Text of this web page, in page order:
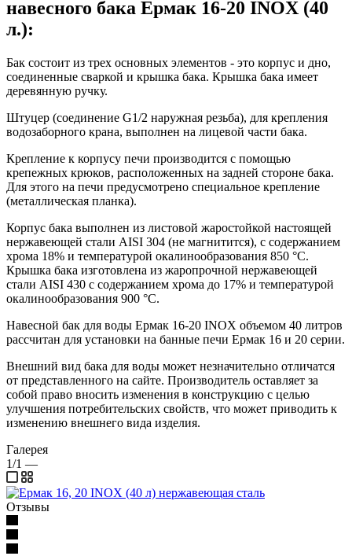
навесного бака Ермак 16-20 INOX (40
л.):
Бак состоит из трех основных элементов - это корпус и дно,
соединенные сваркой и крышка бака. Крышка бака имеет
деревянную ручку.
Штуцер (соединение G1/2 наружная резьба), для крепления
водозаборного крана, выполнен на лицевой части бака.
Крепление к корпусу печи производится с помощью
крепежных крюков, расположенных на задней стороне бака.
Для этого на печи предусмотрено специальное крепление
(металлическая планка).
Корпус бака выполнен из листовой жаростойкой настоящей
нержавеющей стали AISI 304 (не магнитится), с содержанием
хрома 18% и температурой окалинообразования 850 °C.
Крышка бака изготовлена из жаропрочной нержавеющей
стали AISI 430 с содержанием хрома до 17% и температурой
окалинообразования 900 °C.
Навесной бак для воды Ермак 16-20 INOX объемом 40 литров
рассчитан для установки на банные печи Ермак 16 и 20 серии.
Внешний вид бака для воды может незначительно отличатся
от представленного на сайте. Производитель оставляет за
собой право вносить изменения в конструкцию с целью
улучшения потребительских свойств, что может приводить к
изменению внешнего вида изделия.
Галерея
1/1 —
Отзывы